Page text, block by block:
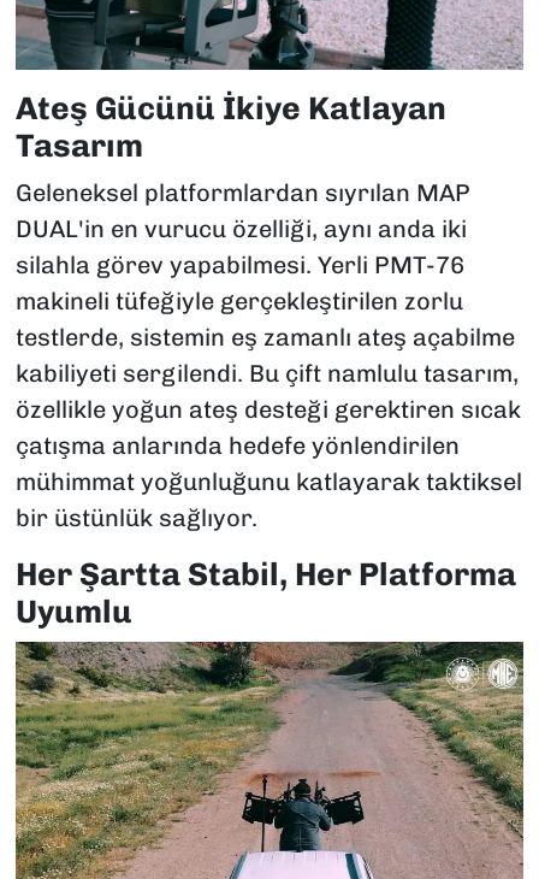
Ateş Gücünü İkiye Katlayan
Tasarım
Geleneksel platformlardan sıyrılan MAP
DUAL'in en vurucu özelliği, aynı anda iki
silahla görev yapabilmesi. Yerli PMT-76
makineli tüfeğiyle gerçekleştirilen zorlu
testlerde, sistemin eş zamanlı ateş açabilme
kabiliyeti sergilendi. Bu çift namlulu tasarım,
özellikle yoğun ateş desteği gerektiren sıcak
çatışma anlarında hedefe yönlendirilen
mühimmat yoğunluğunu katlayarak taktiksel
bir üstünlük sağlıyor.
Her Şartta Stabil, Her Platforma
Uyumlu